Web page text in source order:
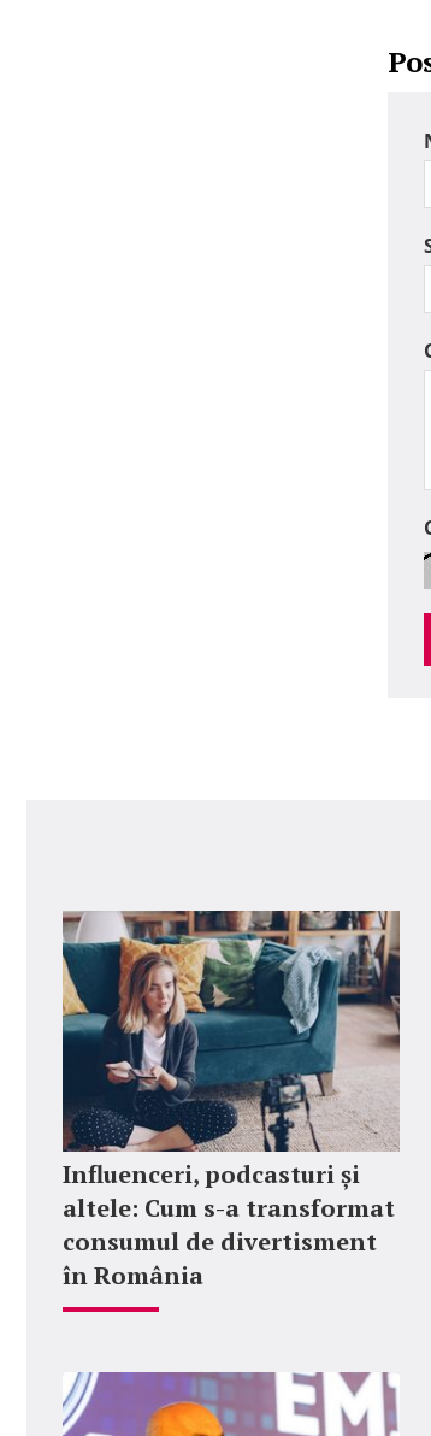
Influenceri, podcasturi și
altele: Cum s-a transformat
consumul de divertisment
în România